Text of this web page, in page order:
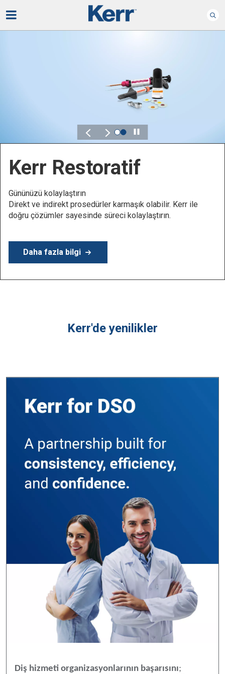
Restoratif
kolaylaştırın
ve indirekt prosedürler karmaşık olabilir. Kerr ile
çözümler sayesinde süreci kolaylaştırın.
fazla bilgi
Play
Kerr'de yenilikler
Diş hizmeti organizasyonlarının başarısını;